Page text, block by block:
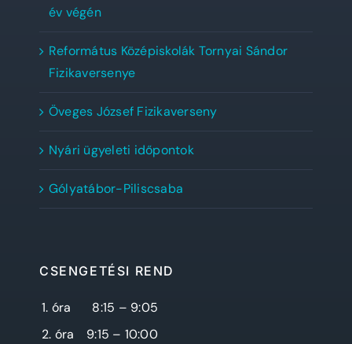
év végén
Református Középiskolák Tornyai Sándor
Fizikaversenye
Öveges József Fizikaverseny
Nyári ügyeleti időpontok
Gólyatábor-Piliscsaba
CSENGETÉSI REND
1. óra
8:15 – 9:05
2. óra
9:15 – 10:00